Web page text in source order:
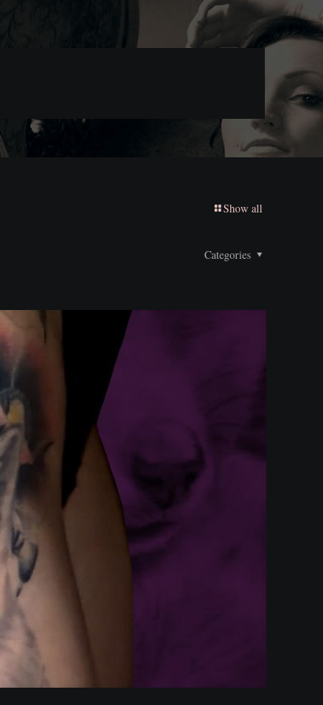
Show all
Categories